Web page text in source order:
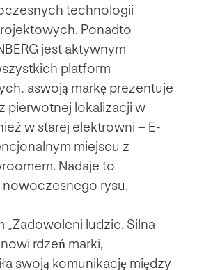
technologii
Ponadto
jest aktywnym
platform
aswoją markę prezentuje
pierwotnej lokalizacji w
w starej elektrowni – E-
miejscu z
Nadaje to
rysu.
ludzie. Silna
rdzeń marki,
swoją komunikację między